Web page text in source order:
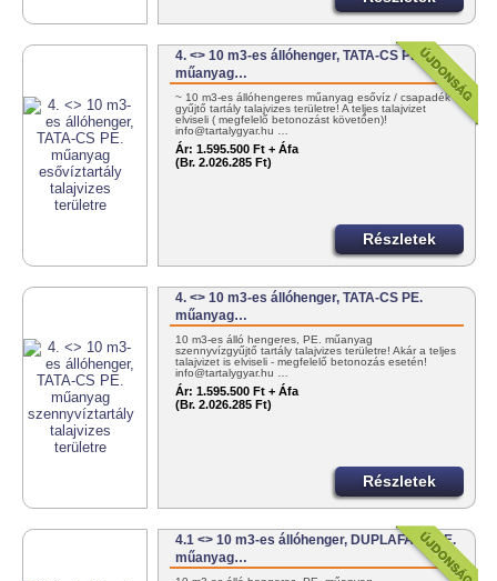
4. <> 10 m3-es állóhenger, TATA-CS PE.
műanyag…
~ 10 m3-es állóhengeres műanyag esővíz / csapadék
gyűjtő tartály talajvizes területre! A teljes talajvizet
elviseli ( megfelelő betonozást követően)!
info@tartalygyar.hu …
Ár: 1.595.500 Ft + Áfa
(Br. 2.026.285 Ft)
Részletek
4. <> 10 m3-es állóhenger, TATA-CS PE.
műanyag…
10 m3-es álló hengeres, PE. műanyag
szennyvízgyűjtő tartály talajvizes területre! Akár a teljes
talajvizet is elviseli - megfelelő betonozás esetén!
info@tartalygyar.hu …
Ár: 1.595.500 Ft + Áfa
(Br. 2.026.285 Ft)
Részletek
4.1 <> 10 m3-es állóhenger, DUPLAFALÚ PE.
műanyag…